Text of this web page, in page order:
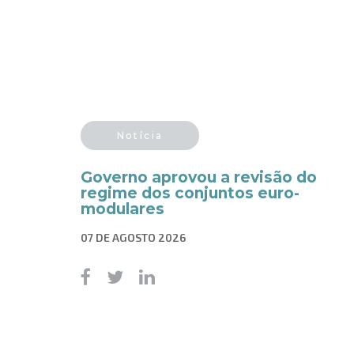
Notícia
Governo aprovou a revisão do
regime dos conjuntos euro-
modulares
07 DE AGOSTO 2026